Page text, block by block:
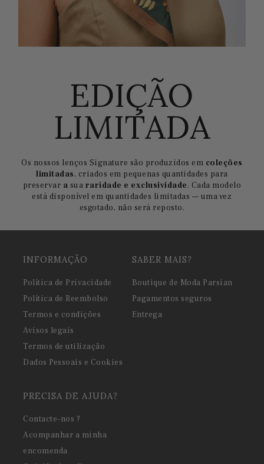
EDIÇÃO
LIMITADA
Os nossos lenços Signature são produzidos em coleções
limitadas, criados em pequenas quantidades para
preservar a sua raridade e exclusividade. Cada modelo
está disponível em quantidades limitadas — uma vez
esgotado, não será reposto.
INFORMAÇÃO
Política de Privacidade
Política de Reembolso
Termos e condições
Avisos legais
Termos de utilização
Dados Pessoais e Cookies
SABER MAIS?
Boutique de Moda Parsian
Pagamentos seguros
Entrega
PRECISA DE AJUDA?
Contacte-nos ?
Acompanhar a minha
encomenda